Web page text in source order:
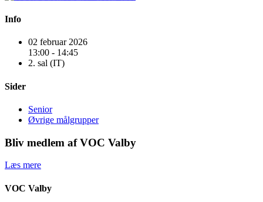
Info
02 februar 2026
13:00 - 14:45
2. sal (IT)
Sider
Senior
Øvrige målgrupper
Bliv medlem af VOC Valby
Læs mere
VOC Valby